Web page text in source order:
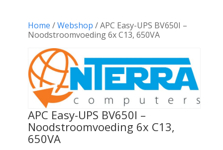
Home /Webshop / APC Easy-UPS BV650I –
Noodstroomvoeding 6x C13, 650VA
APC Easy-UPS BV650I –
Noodstroomvoeding 6x C13,
650VA